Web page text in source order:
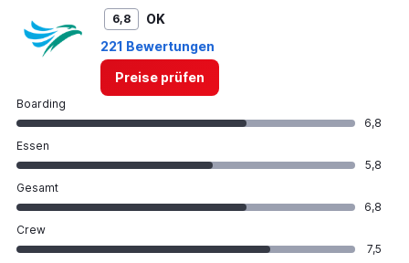
6,8
OK
221 Bewertungen
Preise prüfen
Boarding
6,8
Essen
5,8
Gesamt
6,8
Crew
7,5